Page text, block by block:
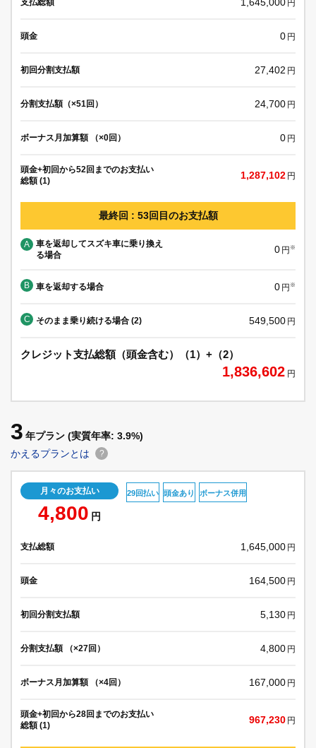
支払総額 円
頭金 0 円
初回分割支払額 27,402 円
分割支払額（×51回） 24,700 円
ボーナス月加算額 （×0回） 0 円
頭金+初回から52回までのお支払い
総額 (1)
1,287,102 円
最終回 : 53回目のお支払額
A
車を返却してスズキ車に乗り換え
る場合
0 円 ※
B 車を返却する場合 0 円 ※
C そのまま乗り続ける場合 (2) 549,500 円
クレジット支払総額（頭金含む）（1）+（2）
1,836,602 円
3 年プラン (実質年率: 3.9%)
かえるプランとは
?
月々のお支払い
4,800 円
29回払い 頭金あり ボーナス併用
支払総額 1,645,000 円
頭金 164,500 円
初回分割支払額 5,130 円
分割支払額 （×27回） 4,800 円
ボーナス月加算額 （×4回） 167,000 円
頭金+初回から28回までのお支払い
総額 (1)
967,230 円